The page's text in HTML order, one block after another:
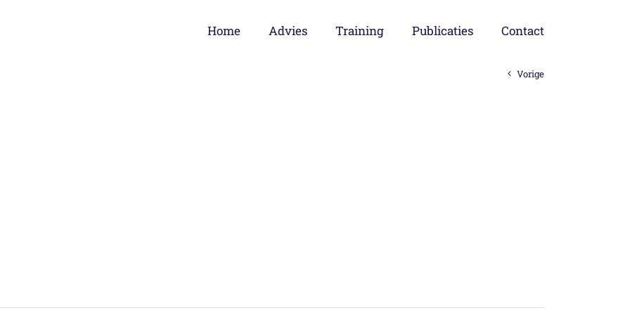
Home Advies Training Publicaties Contact
Vorige